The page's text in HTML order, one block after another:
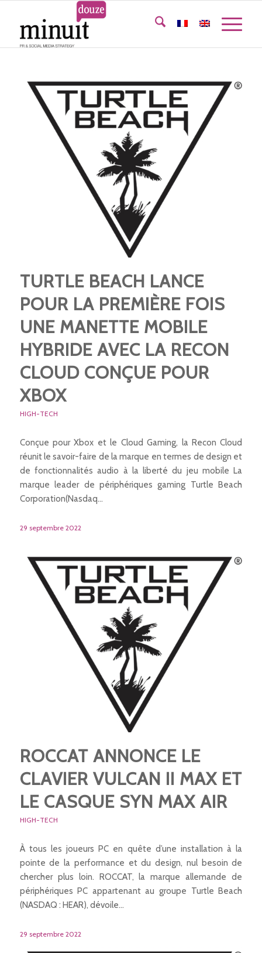
TURTLE BEACH LANCE
POUR LA PREMIÈRE FOIS
UNE MANETTE MOBILE
HYBRIDE AVEC LA RECON
CLOUD CONÇUE POUR
XBOX
HIGH-TECH
Conçue pour Xbox et le Cloud Gaming, la Recon Cloud
réunit le savoir-faire de la marque en termes de design et
de fonctionnalités audio à la liberté du jeu mobile La
marque leader de périphériques gaming Turtle Beach
Corporation(Nasdaq…
29 septembre 2022
ROCCAT ANNONCE LE
CLAVIER VULCAN II MAX ET
LE CASQUE SYN MAX AIR
HIGH-TECH
À tous les joueurs PC en quête d’une installation à la
pointe de la performance et du design, nul besoin de
chercher plus loin. ROCCAT, la marque allemande de
périphériques PC appartenant au groupe Turtle Beach
(NASDAQ : HEAR), dévoile…
29 septembre 2022